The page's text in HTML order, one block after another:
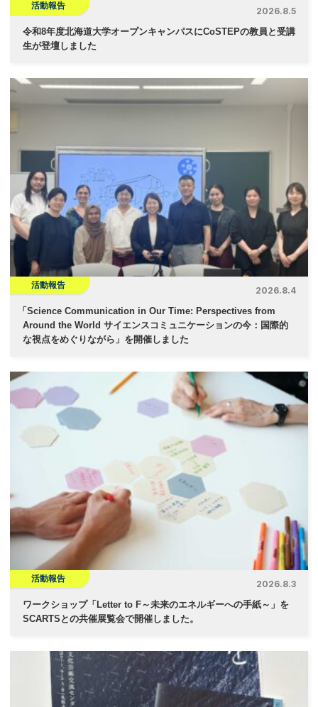
活動報告
2026.8.5
令和8年度北海道大学オープンキャンパスにCoSTEPの教員と受講
生が登壇しました
活動報告
2026.8.4
「 Science Communication in Our Time: Perspectives from
Around the World サイエンスコミュニケーションの今：国際的
な視点をめぐりながら」を開催しました
活動報告
2026.8.3
ワークショップ「Letter to F～未来のエネルギーへの手紙～」を
SCARTSとの共催展覧会で開催しました。